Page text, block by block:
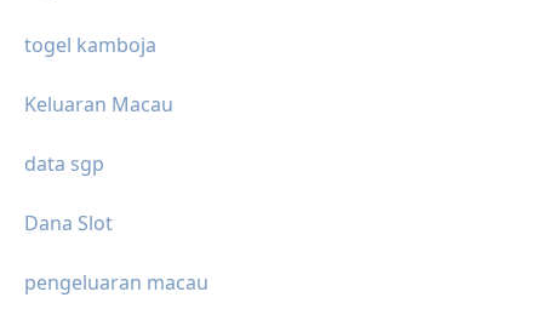
togel kamboja
Keluaran Macau
data sgp
Dana Slot
pengeluaran macau